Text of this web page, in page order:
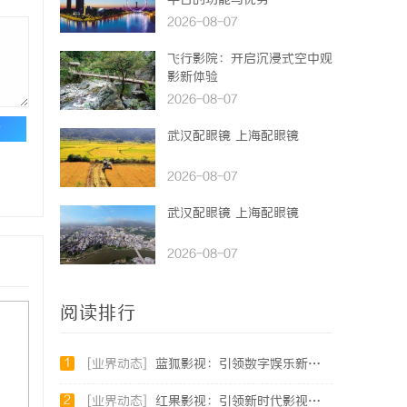
2026-08-07
飞行影院：开启沉浸式空中观
影新体验
2026-08-07
武汉配眼镜 上海配眼镜
2026-08-07
武汉配眼镜 上海配眼镜
2026-08-07
阅读排行
1 [业界动态] 蓝狐影视：引领数字娱乐新时代的创新力量
2 [业界动态] 红果影视：引领新时代影视娱乐的创新先锋